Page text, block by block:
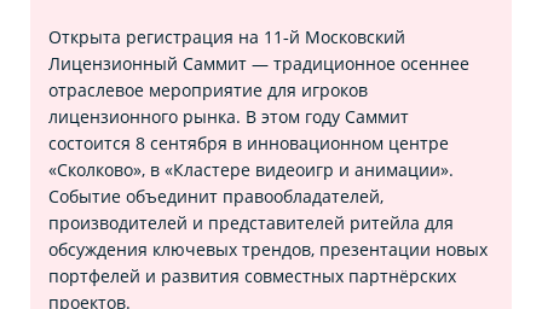
Открыта регистрация на 11‑й Московский
Лицензионный Саммит — традиционное осеннее
отраслевое мероприятие для игроков
лицензионного рынка. В этом году Саммит
состоится 8 сентября в инновационном центре
«Сколково», в «Кластере видеоигр и анимации».
Событие объединит правообладателей,
производителей и представителей ритейла для
обсуждения ключевых трендов, презентации новых
портфелей и развития совместных партнёрских
проектов.